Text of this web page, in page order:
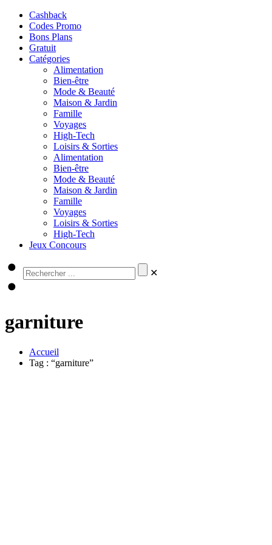
Cashback
Codes Promo
Bons Plans
Gratuit
Catégories
Alimentation
Bien-être
Mode & Beauté
Maison & Jardin
Famille
Voyages
High-Tech
Loisirs & Sorties
Alimentation
Bien-être
Mode & Beauté
Maison & Jardin
Famille
Voyages
Loisirs & Sorties
High-Tech
Jeux Concours
✕
garniture
Accueil
Tag : “garniture”